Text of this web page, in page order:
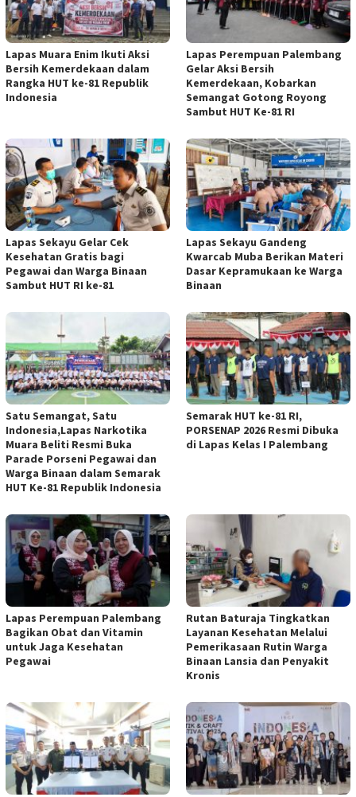
Lapas Muara Enim Ikuti Aksi
Bersih Kemerdekaan dalam
Rangka HUT ke-81 Republik
Indonesia
Lapas Perempuan Palembang
Gelar Aksi Bersih
Kemerdekaan, Kobarkan
Semangat Gotong Royong
Sambut HUT Ke-81 RI
Lapas Sekayu Gelar Cek
Kesehatan Gratis bagi
Pegawai dan Warga Binaan
Sambut HUT RI ke-81
Lapas Sekayu Gandeng
Kwarcab Muba Berikan Materi
Dasar Kepramukaan ke Warga
Binaan
Satu Semangat, Satu
Indonesia,Lapas Narkotika
Muara Beliti Resmi Buka
Parade Porseni Pegawai dan
Warga Binaan dalam Semarak
HUT Ke-81 Republik Indonesia
Semarak HUT ke-81 RI,
PORSENAP 2026 Resmi Dibuka
di Lapas Kelas I Palembang
Lapas Perempuan Palembang
Bagikan Obat dan Vitamin
untuk Jaga Kesehatan
Pegawai
Rutan Baturaja Tingkatkan
Layanan Kesehatan Melalui
Pemerikasaan Rutin Warga
Binaan Lansia dan Penyakit
Kronis